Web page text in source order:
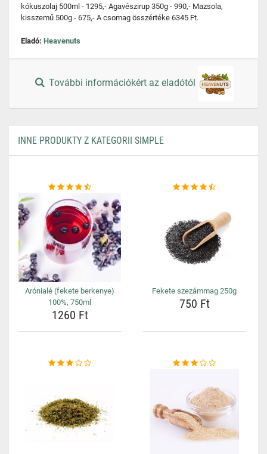
kókuszolaj 500ml - 1295,- Agavészirup 350g - 990,- Mazsola,
kisszemű 500g - 675,- A csomag összértéke 6345 Ft.
Eladó: Heavenuts
További információkért az eladótól
INNE PRODUKTY Z KATEGORII SIMPLE
Arónialé (fekete berkenye)
100%, 750ml
1260 Ft
Fekete szezámmag 250g
750 Ft